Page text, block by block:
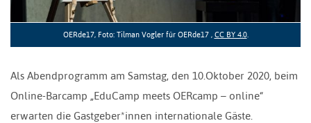
OERde17, Foto: Tilman Vogler für OERde17 , CC BY 4.0.
Als Abendprogramm am Samstag, den 10.Oktober 2020, beim
Online-Barcamp „EduCamp meets OERcamp – online“
erwarten die Gastgeber*innen internationale Gäste.